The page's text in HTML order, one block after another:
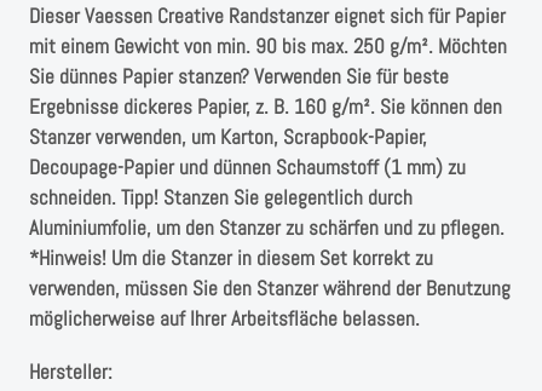
Dieser Vaessen Creative Randstanzer eignet sich für Papier
mit einem Gewicht von min. 90 bis max. 250 g/m². Möchten
Sie dünnes Papier stanzen? Verwenden Sie für beste
Ergebnisse dickeres Papier, z. B. 160 g/m². Sie können den
Stanzer verwenden, um Karton, Scrapbook-Papier,
Decoupage-Papier und dünnen Schaumstoff (1 mm) zu
schneiden. Tipp! Stanzen Sie gelegentlich durch
Aluminiumfolie, um den Stanzer zu schärfen und zu pflegen.
*Hinweis! Um die Stanzer in diesem Set korrekt zu
verwenden, müssen Sie den Stanzer während der Benutzung
möglicherweise auf Ihrer Arbeitsfläche belassen.
Hersteller: